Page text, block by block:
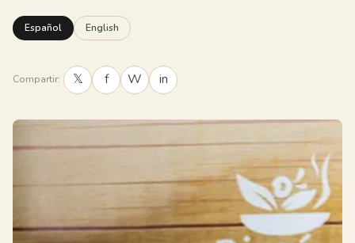
Español English
Compartir: 𝕏 f W in